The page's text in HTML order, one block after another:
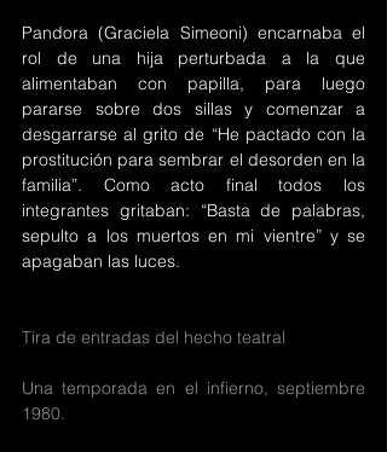
Pandora (Graciela Simeoni) encarnaba el
rol de una hija perturbada a la que
alimentaban con papilla, para luego
pararse sobre dos sillas y comenzar a
desgarrarse al grito de “He pactado con la
prostitución para sembrar el desorden en la
familia”. Como acto final todos los
integrantes gritaban: “Basta de palabras,
sepulto a los muertos en mi vientre” y se
apagaban las luces.
Tira de entradas del hecho teatral
Una temporada en el infierno, septiembre
1980.